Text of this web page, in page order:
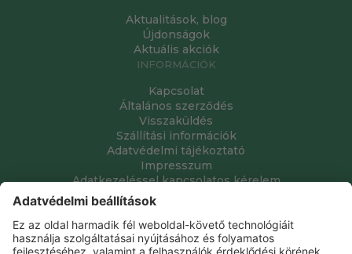
Aktualitások, blog
Újdonságok
Aktuális akciók
INFORMÁCIÓK
Kapcsolat
Általános szerződés
Visszaküldés
Szállítási információk
Adatvédelmi tájékoztató
Impresszum
Adatkezeléssel kapcsolatos kérelem